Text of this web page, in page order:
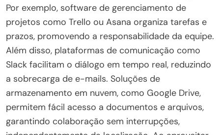
Por exemplo, software de gerenciamento de
projetos como Trello ou Asana organiza tarefas e
prazos, promovendo a responsabilidade da equipe.
Além disso, plataformas de comunicação como
Slack facilitam o diálogo em tempo real, reduzindo
a sobrecarga de e-mails. Soluções de
armazenamento em nuvem, como Google Drive,
permitem fácil acesso a documentos e arquivos,
garantindo colaboração sem interrupções,